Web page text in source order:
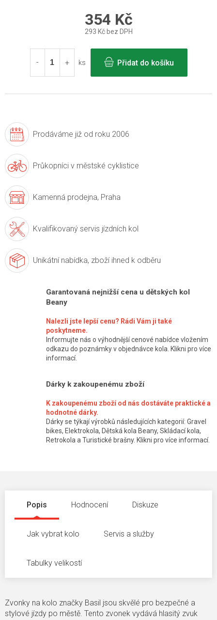
354 Kč
293 Kč bez DPH
cena:
ks
Přidat do košíku
Prodáváme již od roku 2006
Průkopníci v městské cyklistice
Kamenná prodejna, Praha
Kvalifikovaný servis jízdních kol
Unikátní nabídka, zboží ihned k odběru
Garantovaná nejnižší cena u dětských kol
Beany
Nalezli jste lepší cenu? Rádi Vám ji také
poskytneme.
Informujte nás o výhodnější cenové nabídce vložením
odkazu do poznámky v objednávce kola. Klikni pro více
informací.
Dárky k zakoupenému zboží
K zakoupenému zboží od nás dostáváte praktické a
hodnotné dárky.
Dárky se týkají výrobků následujících kategorií: Gravel
bikes, Elektrokola, Dětská kola Beany, Skládací kola,
Retrokola a Turistické brašny. Klikni pro více informací.
Popis Hodnocení Diskuze
Jak vybrat kolo Servis a služby
Tabulky velikostí
Zvonky na kolo značky Basil jsou skvělé pro bezpečné a
stylové jízdy po městě. Tento zvonek vydává hlasitý zvuk